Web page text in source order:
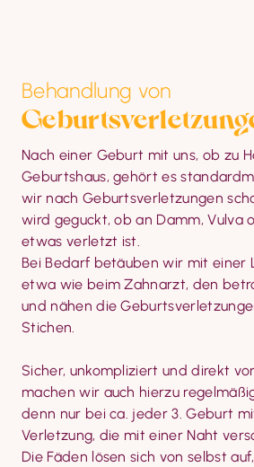
Behandlung von
Nach einer Geburt mit uns, ob zu
Geburtshaus, gehört es
wir nach Geburtsverletzungen
wird geguckt, ob an Damm, Vulva
etwas verletzt ist.
Bei Bedarf betäuben wir mit einer
etwa wie beim Zahnarzt, den
und nähen die
Stichen.
Sicher, unkompliziert und direkt
machen wir auch hierzu
denn nur bei ca. jeder 3. Geburt
Verletzung, die mit einer Naht
Die Fäden lösen sich von selbst